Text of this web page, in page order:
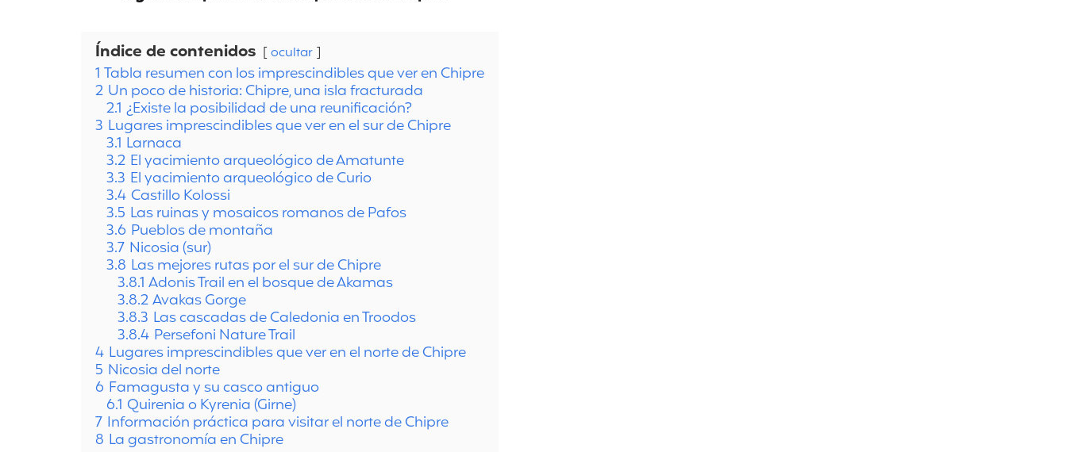
Índice de contenidos ocultar
1 Tabla resumen con los imprescindibles que ver en Chipre
2 Un poco de historia: Chipre, una isla fracturada
2.1 ¿Existe la posibilidad de una reunificación?
3 Lugares imprescindibles que ver en el sur de Chipre
3.1 Larnaca
3.2 El yacimiento arqueológico de Amatunte
3.3 El yacimiento arqueológico de Curio
3.4 Castillo Kolossi
3.5 Las ruinas y mosaicos romanos de Pafos
3.6 Pueblos de montaña
3.7 Nicosia (sur)
3.8 Las mejores rutas por el sur de Chipre
3.8.1 Adonis Trail en el bosque de Akamas
3.8.2Avakas Gorge
3.8.3 Las cascadas de Caledonia en Troodos
3.8.4 Persefoni Nature Trail
4 Lugares imprescindibles que ver en el norte de Chipre
5 Nicosia del norte
6 Famagusta y su casco antiguo
6.1 Quirenia o Kyrenia (Girne)
7 Información práctica para visitar el norte de Chipre
8 La gastronomía en Chipre